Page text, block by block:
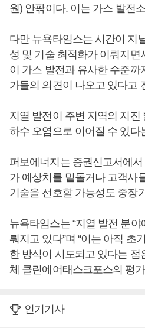
원) 안팎이다. 이는 가스 발전
다만 뉴욕타임스는 시간이 지
성 및 기술 최적화가 이뤄지면
이 가스 발전과 유사한 수준까
가들의 의견이 나오고 있다고
지열 발전이 주변 지역의 지진
하수 오염으로 이어질 수 있다
퍼보에너지는 증권신고서에
가 예상치를 밑돌거나 고객사
기술을 선호할 가능성도 중장
뉴욕타임스는 “지열 발전 분야
뤄지고 있다”며 “이는 아직 초
한 방식이 시도되고 있다는 점
체 클린에어태스크포스의 평
인기기사